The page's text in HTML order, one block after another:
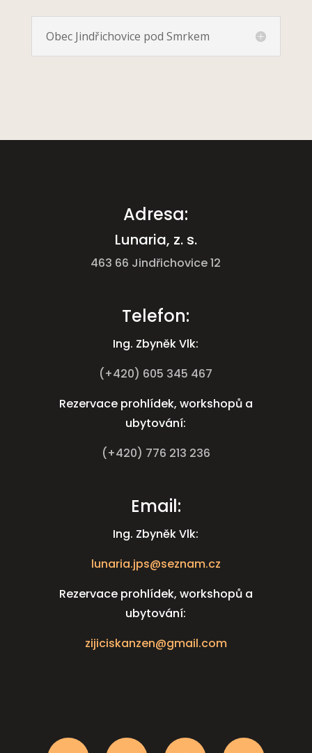
Obec Jindřichovice pod Smrkem
Adresa:
Lunaria, z. s.
463 66 Jindřichovice 12
Telefon:
Ing. Zbyněk Vlk:
(+420) 605 345 467
Rezervace prohlídek, workshopů a
ubytování:
(+420) 776 213 236
Email:
Ing. Zbyněk Vlk:
lunaria.jps@seznam.cz
Rezervace prohlídek, workshopů a
ubytování:
zijiciskanzen@gmail.com